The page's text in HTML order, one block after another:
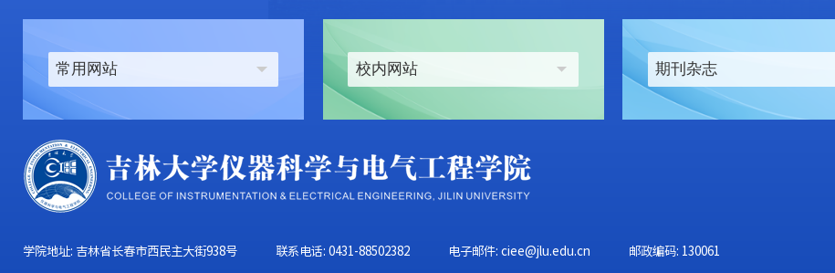
常用网站 校内网站 期刊杂志
学院地址: 吉林省长春市西民主大街938号 联系电话: 0431-88502382 电子邮件: ciee@jlu.edu.cn 邮政编码: 130061